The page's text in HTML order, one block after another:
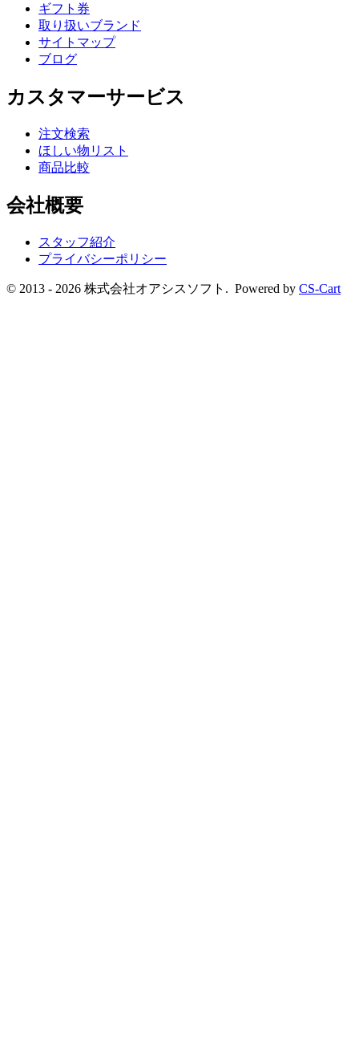
ギフト券
取り扱いブランド
サイトマップ
ブログ
カスタマーサービス
注文検索
ほしい物リスト
商品比較
会社概要
スタッフ紹介
プライバシーポリシー
© 2013 - 2026 株式会社オアシスソフト. Powered by CS-Cart